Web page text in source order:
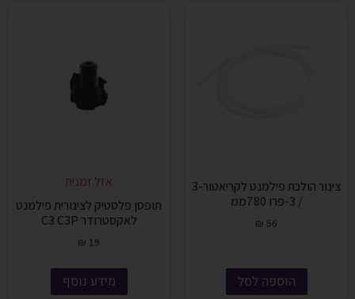
צינור הולכת פילמנט לקריאטור-3
/ 3-פרו 780ממ
₪ 56
הוספה לסל
אזל זמנית
תופסן פלסטיק לצינורית פילמנט
לאקסטרודר C3 C3P
₪ 19
מידע נוסף